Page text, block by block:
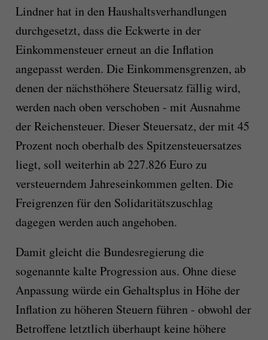
Lindner hat in den Haushaltsverhandlungen
durchgesetzt, dass die Eckwerte in der
Einkommensteuer erneut an die Inflation
angepasst werden. Die Einkommensgrenzen, ab
denen der nächsthöhere Steuersatz fällig wird,
werden nach oben verschoben - mit Ausnahme
der Reichensteuer. Dieser Steuersatz, der mit 45
Prozent noch oberhalb des Spitzensteuersatzes
liegt, soll weiterhin ab 227.826 Euro zu
versteuerndem Jahreseinkommen gelten. Die
Freigrenzen für den Solidaritätszuschlag
dagegen werden auch angehoben.
Damit gleicht die Bundesregierung die
sogenannte kalte Progression aus. Ohne diese
Anpassung würde ein Gehaltsplus in Höhe der
Inflation zu höheren Steuern führen - obwohl der
Betroffene letztlich überhaupt keine höhere